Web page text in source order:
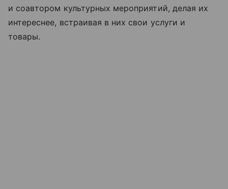
и соавтором культурных мероприятий, делая их
интереснее, встраивая в них свои услуги и
товары.